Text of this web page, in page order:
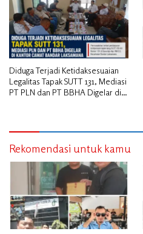
Diduga Terjadi Ketidaksesuaian
Legalitas Tapak SUTT 131, Mediasi
PT PLN dan PT BBHA Digelar di
Rekomendasi untuk kamu